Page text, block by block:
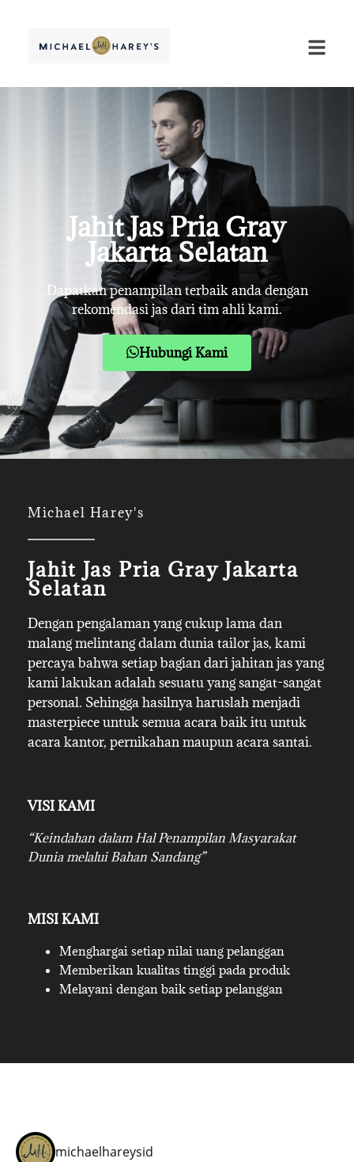
Jahit Jas Pria Gray
Jakarta Selatan
Dapatkan penampilan terbaik anda dengan
rekomendasi jas dari tim ahli kami.
Hubungi Kami
Michael Harey's
Jahit Jas Pria Gray Jakarta
Selatan
Dengan pengalaman yang cukup lama dan
malang melintang dalam dunia tailor jas, kami
percaya bahwa setiap bagian dari jahitan jas yang
kami lakukan adalah sesuatu yang sangat-sangat
personal. Sehingga hasilnya haruslah menjadi
masterpiece untuk semua acara baik itu untuk
acara kantor, pernikahan maupun acara santai.
VISI KAMI
“Keindahan dalam Hal Penampilan Masyarakat
Dunia melalui Bahan Sandang”
MISI KAMI
Menghargai setiap nilai uang pelanggan
Memberikan kualitas tinggi pada produk
Melayani dengan baik setiap pelanggan
michaelhareysid